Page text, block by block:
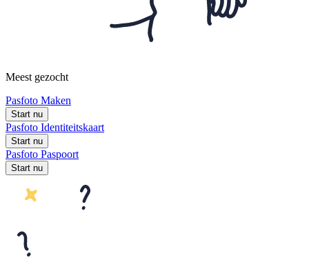
Meest gezocht
Pasfoto Maken
Start nu
Pasfoto Identiteitskaart
Start nu
Pasfoto Paspoort
Start nu